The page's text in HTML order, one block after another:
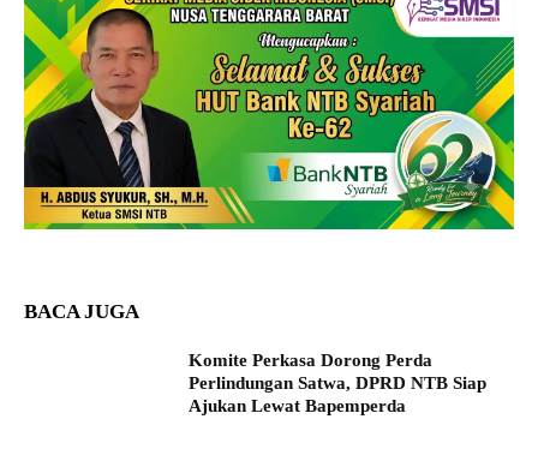
BACA JUGA
Komite Perkasa Dorong Perda
Perlindungan Satwa, DPRD NTB Siap
Ajukan Lewat Bapemperda